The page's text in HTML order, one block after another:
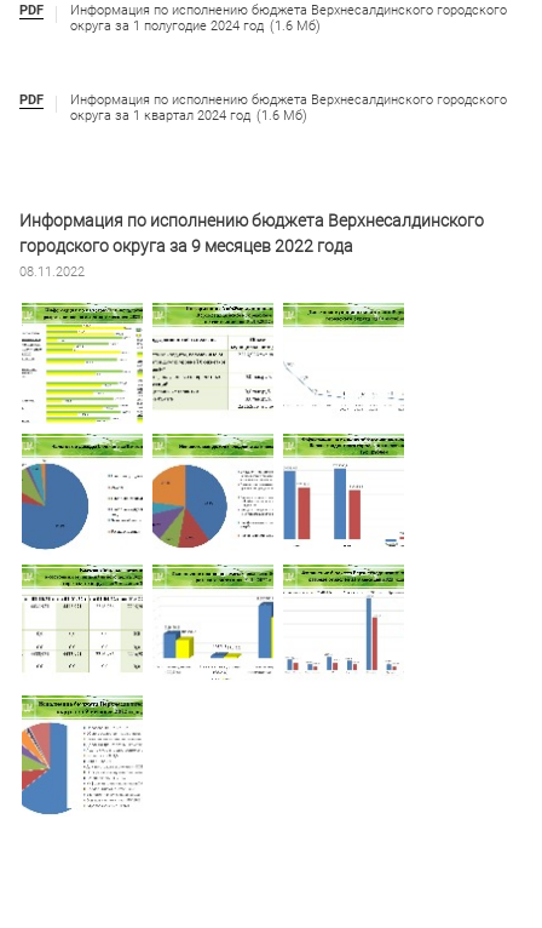
PDF
Информация по исполнению бюджета Верхнесалдинского городского
округа за 1 полугодие 2024 год (1.6 Мб)
PDF
Информация по исполнению бюджета Верхнесалдинского городского
округа за 1 квартал 2024 год (1.6 Мб)
Информация по исполнению бюджета Верхнесалдинского
городского округа за 9 месяцев 2022 года
08.11.2022